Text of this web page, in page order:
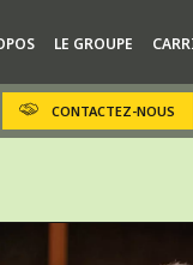
LE GROUPE
CONTACTEZ-NOUS